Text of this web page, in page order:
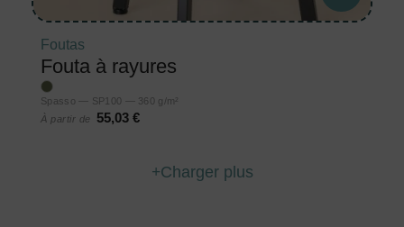
Foutas
Fouta à rayures
Spasso — SP100 — 360 g/m²
À partir de
55,03 €
Charger plus